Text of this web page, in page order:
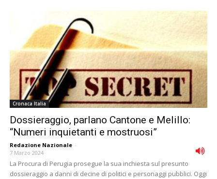
Cronaca Italia
Dossieraggio, parlano Cantone e Melillo:
“Numeri inquietanti e mostruosi”
Redazione Nazionale -
7 Marzo 2024
La Procura di Perugia prosegue la sua inchiesta sul presunto
dossieraggio a danni di decine di politici e personaggi pubblici. Oggi